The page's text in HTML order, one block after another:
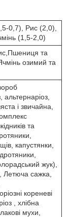
0,7), Рис (2,0),
(1,5-2,0)
та
озимий та
альтернаріоз,
і звичайна,
та
капустянки,
жук),
Летюча сажка,
кореневі
, хлібна
мухи,